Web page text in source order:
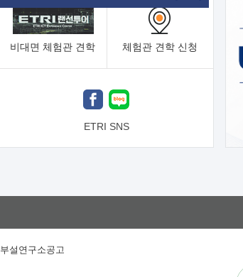
비대면 체험관 견학 체험관 견학 신청
ETRI SNS
부설연구소공고